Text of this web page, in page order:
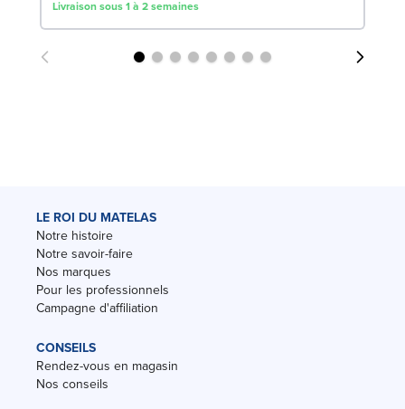
Livraison sous 1 à 2 semaines
LE ROI DU MATELAS
Notre histoire
Notre savoir-faire
Nos marques
Pour les professionnels
Campagne d'affiliation
CONSEILS
Rendez-vous en magasin
Nos conseils